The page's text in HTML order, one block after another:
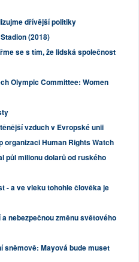
dřívější politiky
Stadion (2018)
se s tím, že lidská společnost
Olympic Committee: Women
vzduch v Evropské unii
organizaci Human Rights Watch
půl milionu dolarů od ruského
- a ve vleku tohohle člověka je
nebezpečnou změnu světového
sněmově: Mayová bude muset